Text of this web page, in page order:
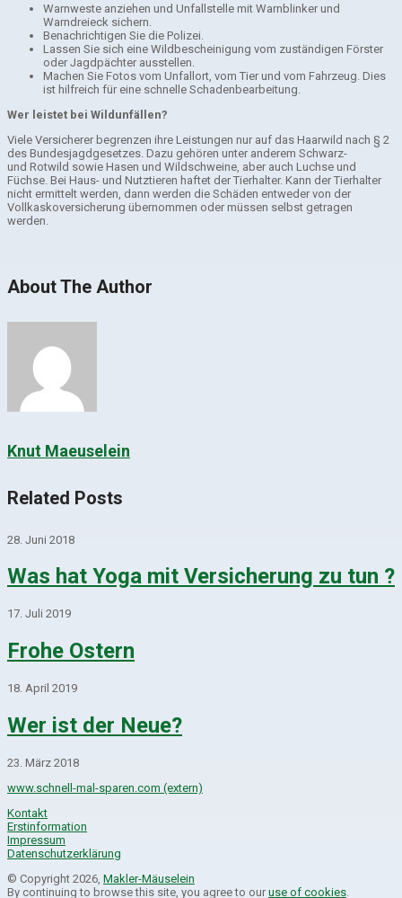
Warnweste anziehen und Unfallstelle mit Warnblinker und
Warndreieck sichern.
Benachrichtigen Sie die Polizei.
Lassen Sie sich eine Wildbescheinigung vom zuständigen Förster
oder Jagdpächter ausstellen.
Machen Sie Fotos vom Unfallort, vom Tier und vom Fahrzeug. Dies
ist hilfreich für eine schnelle Schadenbearbeitung.
Wer leistet bei Wildunfällen?
Viele Versicherer begrenzen ihre Leistungen nur auf das Haarwild nach § 2
des Bundesjagdgesetzes. Dazu gehören unter anderem Schwarz-
und Rotwild sowie Hasen und Wildschweine, aber auch Luchse und
Füchse. Bei Haus- und Nutztieren haftet der Tierhalter. Kann der Tierhalter
nicht ermittelt werden, dann werden die Schäden entweder von der
Vollkaskoversicherung übernommen oder müssen selbst getragen
werden.
About The Author
Knut Maeuselein
Related Posts
28. Juni 2018
Was hat Yoga mit Versicherung zu tun ?
17. Juli 2019
Frohe Ostern
18. April 2019
Wer ist der Neue?
23. März 2018
www.schnell-mal-sparen.com (extern)
Kontakt
Erstinformation
Impressum
Datenschutzerklärung
© Copyright 2026, Makler-Mäuselein
By continuing to browse this site, you agree to our use of cookies